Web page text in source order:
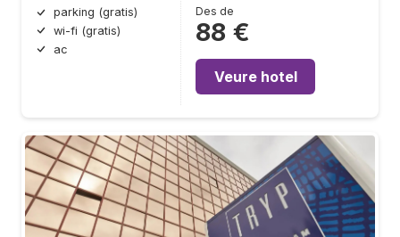
parking (gratis)
wi-fi (gratis)
ac
Des de
88 €
Veure hotel